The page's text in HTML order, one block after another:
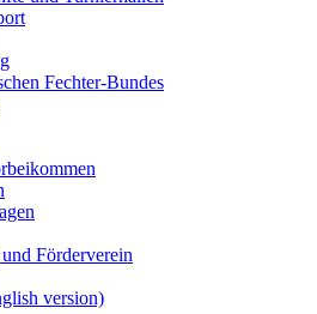
Fechter-Bundes
Förderverein
version)